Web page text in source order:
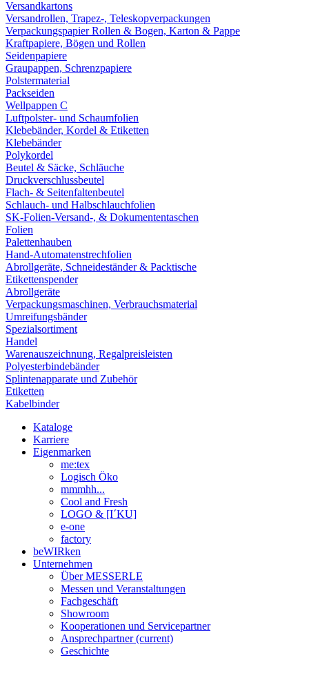
Versandkartons
Versandrollen, Trapez-, Teleskopverpackungen
Verpackungspapier Rollen & Bogen, Karton & Pappe
Kraftpapiere, Bögen und Rollen
Seidenpapiere
Graupappen, Schrenzpapiere
Polstermaterial
Packseiden
Wellpappen C
Luftpolster- und Schaumfolien
Klebebänder, Kordel & Etiketten
Klebebänder
Polykordel
Beutel & Säcke, Schläuche
Druckverschlussbeutel
Flach- & Seitenfaltenbeutel
Schlauch- und Halbschlauchfolien
SK-Folien-Versand-, & Dokumententaschen
Folien
Palettenhauben
Hand-Automatenstrechfolien
Abrollgeräte, Schneideständer & Packtische
Etikettenspender
Abrollgeräte
Verpackungsmaschinen, Verbrauchsmaterial
Umreifungsbänder
Spezialsortiment
Handel
Warenauszeichnung, Regalpreisleisten
Polyesterbindebänder
Splintenapparate und Zubehör
Etiketten
Kabelbinder
Kataloge
Karriere
Eigenmarken
me:tex
Logisch Öko
mmmhh...
Cool and Fresh
LOGO & [I´KU]
e-one
factory
beWIRken
Unternehmen
Über MESSERLE
Messen und Veranstaltungen
Fachgeschäft
Showroom
Kooperationen und Servicepartner
Ansprechpartner(current)
Geschichte